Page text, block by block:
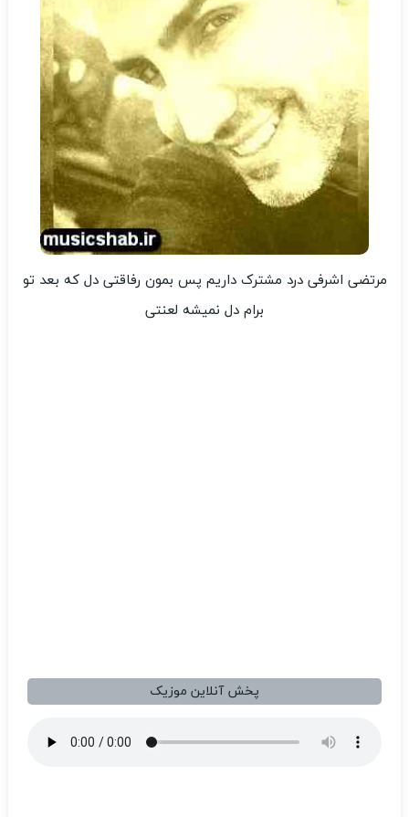
مرتضی اشرفی درد مشترک داریم پس بمون رفاقتی دل که بعد تو
برام دل نمیشه لعنتی
پخش آنلاین موزیک